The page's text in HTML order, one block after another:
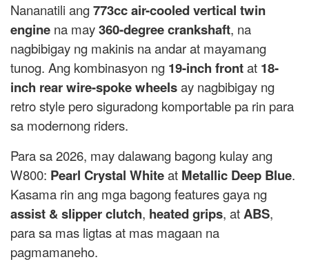
Nananatili ang773cc air-cooled vertical twin
engine na may360-degree crankshaft, na
nagbibigay ng makinis na andar at mayamang
tunog. Ang kombinasyon ng 19-inch frontat 18-
inch rear wire-spoke wheelsay nagbibigay ng
retro style pero siguradong komportable pa rin para
sa modernong riders.
Para sa 2026, may dalawang bagong kulay ang
W800: Pearl Crystal Whiteat Metallic Deep Blue.
Kasama rin ang mga bagong features gaya ng
assist & slipper clutch, heated grips, atABS,
para sa mas ligtas at mas magaan na
pagmamaneho.